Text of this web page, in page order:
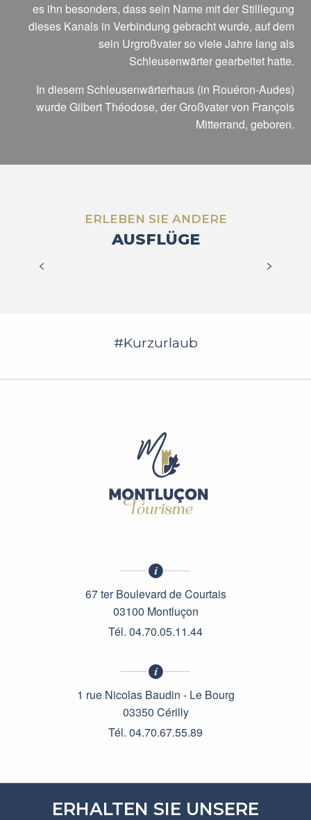
es ihn besonders, dass sein Name mit der Stilllegung
dieses Kanals in Verbindung gebracht wurde, auf dem
sein Urgroßvater so viele Jahre lang als
Schleusenwärter gearbeitet hatte.
In diesem Schleusenwärterhaus (in Rouéron-Audes)
wurde Gilbert Théodose, der Großvater von François
Mitterrand, geboren.
ERLEBEN SIE ANDERE
AUSFLÜGE
#Kurzurlaub
67 ter Boulevard de Courtais
03100 Montluçon
Tél. 04.70.05.11.44
1 rue Nicolas Baudin - Le Bourg
03350 Cérilly
Tél. 04.70.67.55.89
ERHALTEN SIE UNSERE